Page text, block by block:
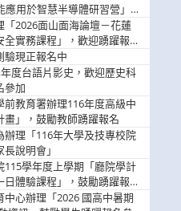
應用於智慧半導體研習營」，
2026面山面海論壇－花蓮
實務課程」，歡迎踴躍報名
驗現正報名中
度台語片影史，歡迎歷史科
參加
教育署辦理116年度高級中
」，鼓勵教師踴躍報名
理「116年大學及技專校院
說明會」
學年度上學期「廳院學計
體驗課程」，鼓勵踴躍報名
心辦理「2026 國高中暑期